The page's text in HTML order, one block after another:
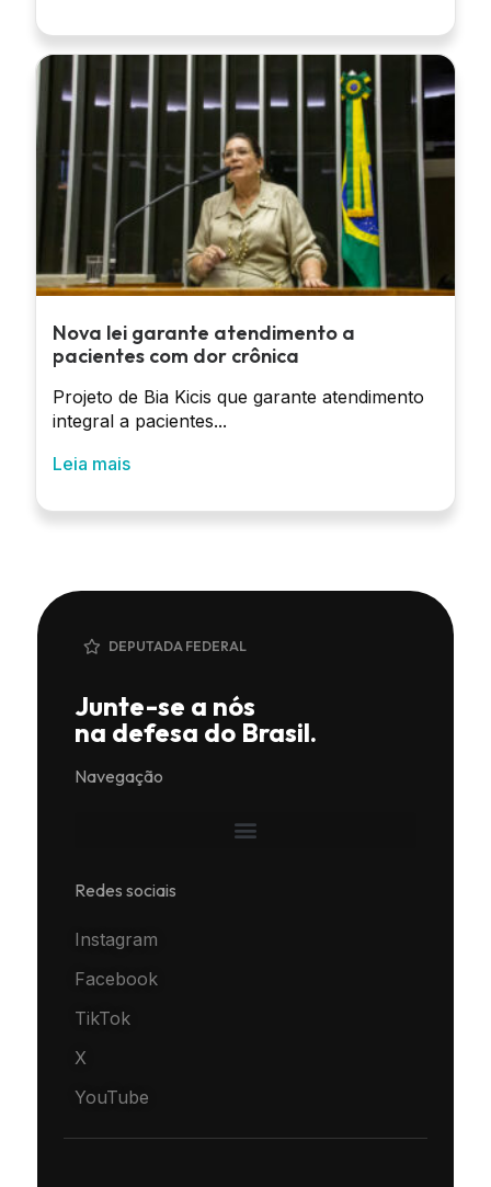
Nova lei garante atendimento a
pacientes com dor crônica
Projeto de Bia Kicis que garante atendimento
integral a pacientes...
Leia mais
DEPUTADA FEDERAL
Junte-se a nós
na defesa do Brasil.
Navegação
Redes sociais
Instagram
Facebook
TikTok
X
YouTube